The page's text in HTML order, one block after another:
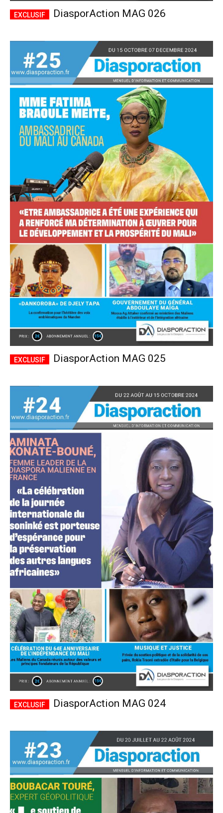
Accès complet
$22 / anplaceholder text
Tous les articles
Annonces
ANNUEL MENSUEL
CHOISIR LE FORFAIT
DiasporAction MAG 026
DiasporAction MAG 025
DiasporAction MAG 024